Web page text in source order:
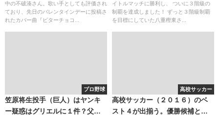
中の不破湊さん。歌い手としても評価され
ており、先日のバレンタインデーに投稿さ
れたカバー曲『ビターチョコ...
イトルマッチに勝利し、 ついに３階級の
制覇を達成しました！ ずっと３階級制覇
を目標にしていた八重樫東さ...
プロ野球
笠原将生投手（巨人）はヤンキ
ー疑惑はグリエルに１件？父親
高校サッカー
高校サッカー（２０１６）のベ
スト４が出揃う。優勝候補と予